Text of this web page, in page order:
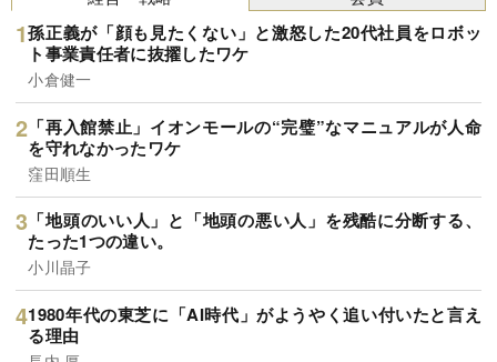
孫正義が「顔も見たくない」と激怒した20代社員をロボッ
ト事業責任者に抜擢したワケ
小倉健一
「再入館禁止」イオンモールの“完璧”なマニュアルが人命
を守れなかったワケ
窪田順生
「地頭のいい人」と「地頭の悪い人」を残酷に分断する、
たった1つの違い。
小川晶子
1980年代の東芝に「AI時代」がようやく追い付いたと言え
る理由